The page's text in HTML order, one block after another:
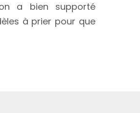
a bien supporté
à prier pour que